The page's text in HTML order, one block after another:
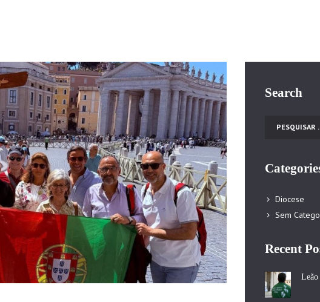
Search
Pesquisar por:
Diocese
Sem
Recent